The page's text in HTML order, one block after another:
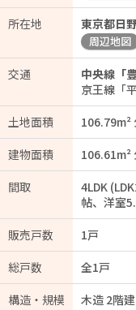
所在地 東京都日
周辺地図
交通
中央線「
京王線「
土地面積
106.79m²
建物面積
106.61m²
間取
4LDK
帖、洋室
販売戸数
1戸
総戸数
全1戸
構造・規模
木造 2階